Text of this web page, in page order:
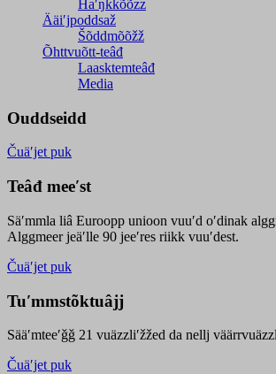
Haʹŋǩǩõõzz
Ääiʹjpoddsaž
Šõddmõõžž
Õhttvuõtt-teâđ
Laasktemteâđ
Media
Ouddseidd
Čuäʹjet puk
Teâđ meeʹst
Säʹmmla liâ Euroopp unioon vuuʹd oʹdinak
Alggmeer jeäʹlle 90 jeeʹres riikk vuuʹdest.
Čuäʹjet puk
Tuʹmmstõktuâjj
Sääʹmteeʹǧǧ 21 vuäzzliʹžžed da nellj
Čuäʹjet puk